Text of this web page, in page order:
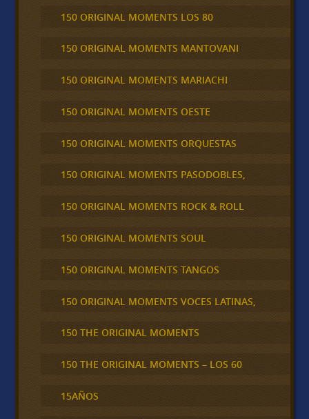
150 ORIGINAL MOMENTS LOS 80
150 ORIGINAL MOMENTS MANTOVANI
150 ORIGINAL MOMENTS MARIACHI
150 ORIGINAL MOMENTS OESTE
150 ORIGINAL MOMENTS ORQUESTAS
150 ORIGINAL MOMENTS PASODOBLES,
150 ORIGINAL MOMENTS ROCK & ROLL
150 ORIGINAL MOMENTS SOUL
150 ORIGINAL MOMENTS TANGOS
150 ORIGINAL MOMENTS VOCES LATINAS,
150 THE ORIGINAL MOMENTS
150 THE ORIGINAL MOMENTS – LOS 60
15AÑOS